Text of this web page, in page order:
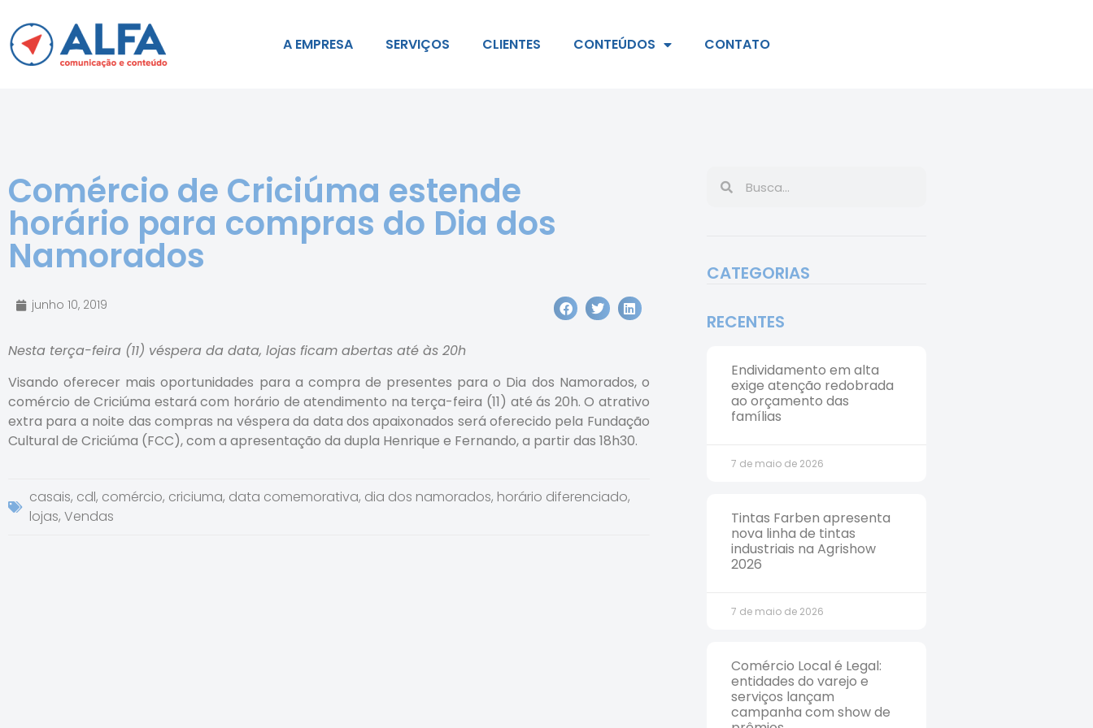
A EMPRESA SERVIÇOS CLIENTES CONTEÚDOS CONTATO
Comércio de Criciúma estende
horário para compras do Dia dos
Namorados
junho 10, 2019
Nesta terça-feira (11) véspera da data, lojas ficam abertas até às 20h
Visando oferecer mais oportunidades para a compra de presentes para o Dia dos Namorados, o
comércio de Criciúma estará com horário de atendimento na terça-feira (11) até ás 20h. O atrativo
extra para a noite das compras na véspera da data dos apaixonados será oferecido pela Fundação
Cultural de Criciúma (FCC), com a apresentação da dupla Henrique e Fernando, a partir das 18h30.
casais, cdl, comércio, criciuma, data comemorativa, dia dos namorados, horário diferenciado,
lojas, Vendas
CATEGORIAS
RECENTES
Endividamento em alta
exige atenção redobrada
ao orçamento das
famílias
7 de maio de 2026
Tintas Farben apresenta
nova linha de tintas
industriais na Agrishow
2026
7 de maio de 2026
Comércio Local é Legal:
entidades do varejo e
serviços lançam
campanha com show de